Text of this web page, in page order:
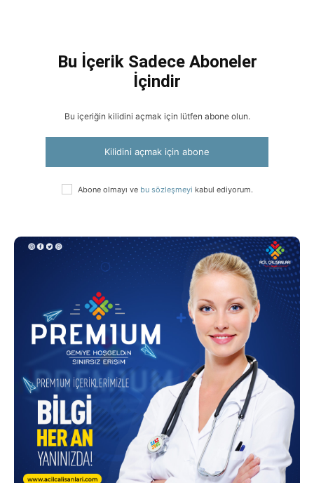
Bu İçerik Sadece Aboneler
İçindir
Bu içeriğin kilidini açmak için lütfen abone olun.
Kilidini açmak için abone
Abone olmayı ve bu sözleşmeyi kabul ediyorum.